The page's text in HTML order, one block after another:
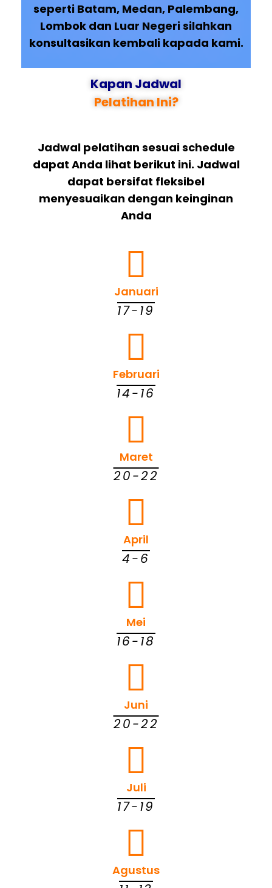
seperti Batam, Medan, Palembang,
Lombok dan Luar Negeri silahkan
konsultasikan kembali kapada kami.
Kapan Jadwal
Pelatihan Ini?
Jadwal pelatihan sesuai schedule
dapat Anda lihat berikut ini. Jadwal
dapat bersifat fleksibel
menyesuaikan dengan keinginan
Anda
Januari
17-19
Februari
14-16
Maret
20-22
April
4-6
Mei
16-18
Juni
20-22
Juli
17-19
Agustus